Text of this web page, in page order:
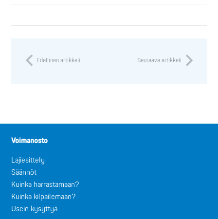
Edellinen artikkeli Seuraava artikkeli
Voimanosto
Lajiesittely
Säännöt
Kuinka harrastamaan?
Kuinka kilpailemaan?
Usein kysyttyä